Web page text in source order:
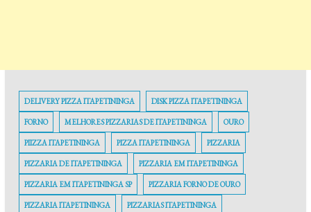
DELIVERY PIZZA ITAPETININGA DISK PIZZA ITAPETININGA
FORNO MELHORES PIZZARIAS DE ITAPETININGA OURO
PIIZZA ITAPETININGA PIZZA ITAPETININGA PIZZARIA
PIZZARIA DE ITAPETININGA PIZZARIA EM ITAPETININGA
PIZZARIA EM ITAPETININGA SP PIZZARIA FORNO DE OURO
PIZZARIA ITAPETININGA PIZZARIAS ITAPETININGA